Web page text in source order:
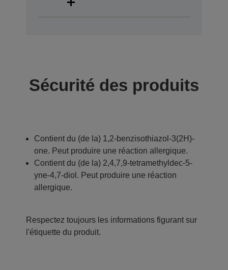
Sécurité des produits
Contient du (de la) 1,2-benzisothiazol-3(2H)-
one. Peut produire une réaction allergique.
Contient du (de la) 2,4,7,9-tetramethyldec-5-
yne-4,7-diol. Peut produire une réaction
allergique.
Respectez toujours les informations figurant sur
l'étiquette du produit.